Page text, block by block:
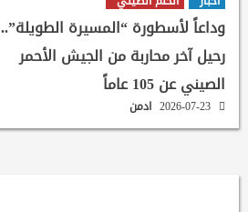
وداعاً لأسطورة “المسيرة الطويلة”..
رحيل آخر محاربة من الجيش الأحمر
الصيني عن 105 عاماً
ادمن